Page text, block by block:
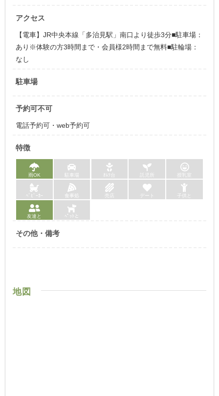
アクセス
【電車】JR中央本線「多治見駅」南口より徒歩3分■駐車場：
あり※体験の方3時間まで・会員様2時間まで無料■駐輪場：
なし
駐車場
予約可不可
電話予約可・web予約可
特徴
雨OK 駐車場 ｵﾑﾂ台 託児所 授乳室
ﾍﾞﾋﾞｰｶｰ 食事処 売店 デート 子供と
友達と ﾍﾟｯﾄと
その他・備考
地図